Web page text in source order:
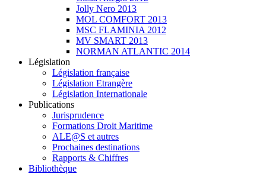
Jolly Nero 2013
MOL COMFORT 2013
MSC FLAMINIA 2012
MV SMART 2013
NORMAN ATLANTIC 2014
Législation
Législation française
Législation Etrangère
Législation Internationale
Publications
Jurisprudence
Formations Droit Maritime
ALE@S et autres
Prochaines destinations
Rapports & Chiffres
Bibliothèque